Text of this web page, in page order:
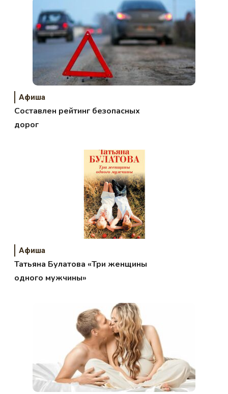
Афиша
Составлен рейтинг безопасных
дорог
Афиша
Татьяна Булатова «Три женщины
одного мужчины»